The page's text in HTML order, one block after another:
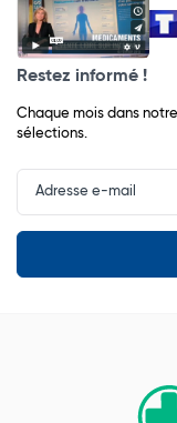
Restez informé !
Chaque mois dans
sélections.
Input
Newsletter